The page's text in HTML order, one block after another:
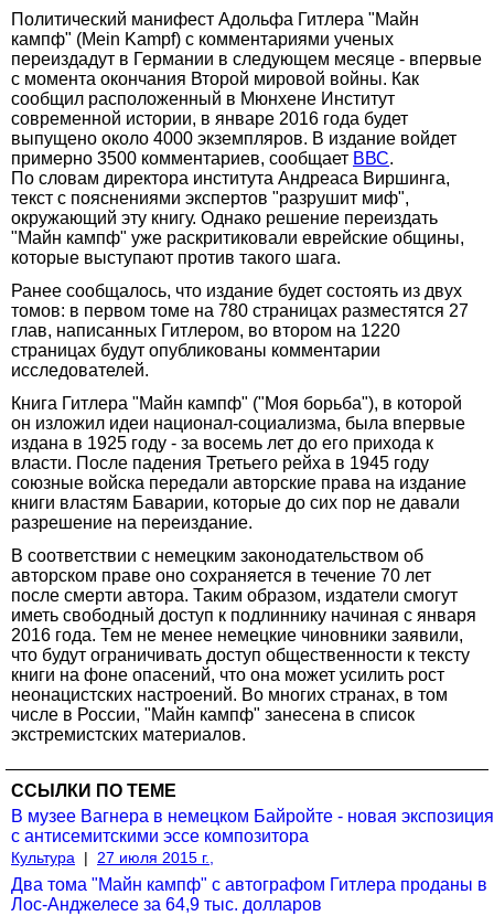
Политический манифест Адольфа Гитлера "Майн
кампф" (Mein Kampf) с комментариями ученых
переиздадут в Германии в следующем месяце - впервые
с момента окончания Второй мировой войны. Как
сообщил расположенный в Мюнхене Институт
современной истории, в январе 2016 года будет
выпущено около 4000 экземпляров. В издание войдет
примерно 3500 комментариев, сообщает ВВС.
По словам директора института Андреаса Виршинга,
текст с пояснениями экспертов "разрушит миф",
окружающий эту книгу. Однако решение переиздать
"Майн кампф" уже раскритиковали еврейские общины,
которые выступают против такого шага.
Ранее сообщалось, что издание будет состоять из двух
томов: в первом томе на 780 страницах разместятся 27
глав, написанных Гитлером, во втором на 1220
страницах будут опубликованы комментарии
исследователей.
Книга Гитлера "Майн кампф" ("Моя борьба"), в которой
он изложил идеи национал-социализма, была впервые
издана в 1925 году - за восемь лет до его прихода к
власти. После падения Третьего рейха в 1945 году
союзные войска передали авторские права на издание
книги властям Баварии, которые до сих пор не давали
разрешение на переиздание.
В соответствии с немецким законодательством об
авторском праве оно сохраняется в течение 70 лет
после смерти автора. Таким образом, издатели смогут
иметь свободный доступ к подлиннику начиная с января
2016 года. Тем не менее немецкие чиновники заявили,
что будут ограничивать доступ общественности к тексту
книги на фоне опасений, что она может усилить рост
неонацистских настроений. Во многих странах, в том
числе в России, "Майн кампф" занесена в список
экстремистских материалов.
ССЫЛКИ ПО ТЕМЕ
В музее Вагнера в немецком Байройте - новая экспозиция
с антисемитскими эссе композитора
Культура | 27 июля 2015 г.,
Два тома "Майн кампф" с автографом Гитлера проданы в
Лос-Анджелесе за 64,9 тыс. долларов